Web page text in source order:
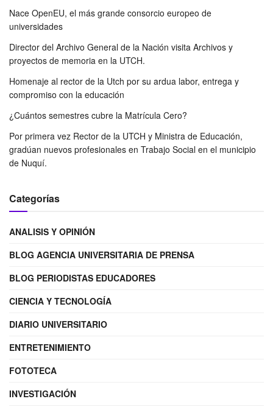
Nace OpenEU, el más grande consorcio europeo de
universidades
Director del Archivo General de la Nación visita Archivos y
proyectos de memoria en la UTCH.
Homenaje al rector de la Utch por su ardua labor, entrega y
compromiso con la educación
¿Cuántos semestres cubre la Matrícula Cero?
Por primera vez Rector de la UTCH y Ministra de Educación,
gradúan nuevos profesionales en Trabajo Social en el municipio
de Nuquí.
Categorías
ANALISIS Y OPINIÓN
BLOG AGENCIA UNIVERSITARIA DE PRENSA
BLOG PERIODISTAS EDUCADORES
CIENCIA Y TECNOLOGÍA
DIARIO UNIVERSITARIO
ENTRETENIMIENTO
FOTOTECA
INVESTIGACIÓN